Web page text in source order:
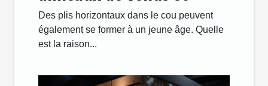
comment les gérer.
Des plis horizontaux dans le cou peuvent
également se former à un jeune âge. Quelle
est la raison...